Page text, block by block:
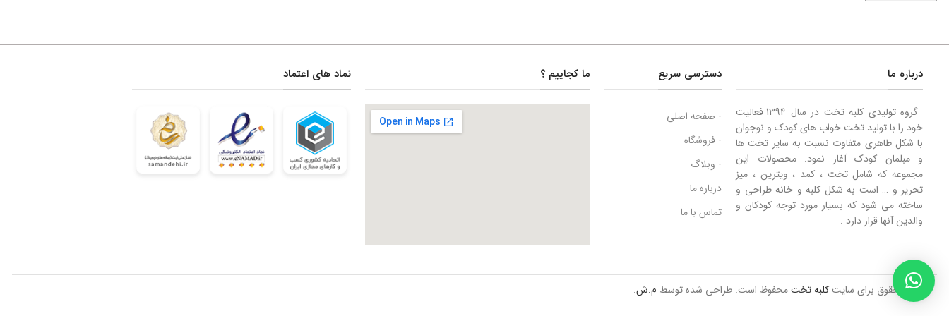
درباره ما
گروه تولیدی کلبه تخت در سال 1394 فعالیت
خود را با تولید تخت خواب های کودک و نوجوان
با شکل ظاهری متفاوت نسبت به سایر تخت ها
و مبلمان کودک آغاز نمود. محصولات این
مجموعه که شامل تخت ، کمد ، ویترین ، میز
تحریر و … است به شکل کلبه و خانه طراحی و
ساخته می شود که بسیار مورد توجه کودکان و
والدین آنها قرار دارد .
دسترسی سریع
- صفحه اصلی
- فروشگاه
- وبلاگ
درباره ما
تماس با ما
ما کجاییم ؟
embedgooglemap.net
نماد های اعتماد
© تمام حقوق برای سایتکلبه تختمحفوظ است. طراحی شده توسط م.ش.